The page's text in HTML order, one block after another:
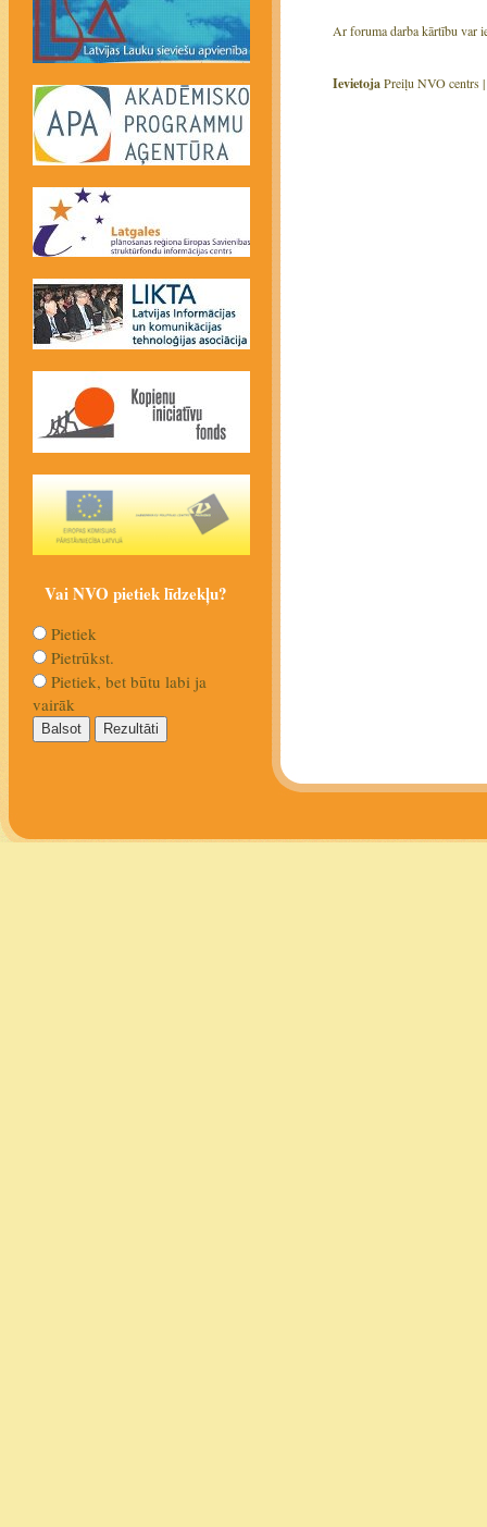
Ar foruma darba kārtību var
IevietojaPreiļu NVO centrs |
Vai NVO pietiek līdzekļu?
Pietiek
Pietrūkst.
Pietiek, bet būtu labi ja
vairāk